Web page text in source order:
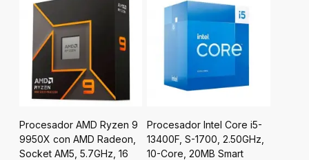
Procesador AMD Ryzen 9
9950X con AMD Radeon,
Socket AM5, 5.7GHz, 16
Procesador Intel Core i5-
13400F, S-1700, 2.50GHz,
10-Core, 20MB Smart